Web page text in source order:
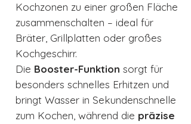
Kochzonen zu einer großen Fläche
zusammenschalten – ideal für
Bräter, Grillplatten oder großes
Kochgeschirr.
Die Booster-Funktion sorgt für
besonders schnelles Erhitzen und
bringt Wasser in Sekundenschnelle
zum Kochen, während die präzise